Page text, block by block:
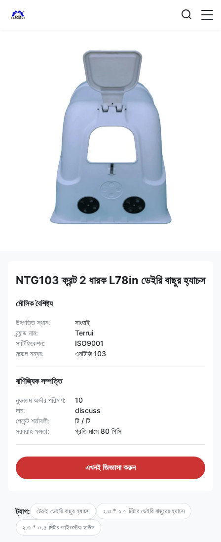
NTG103 ফ্রন্ট 2 ধারক L78in ডেইরি বাছুর হ্যাচস
মৌলিক বৈশিষ্ট্য
উৎপত্তি স্থান:
সাংহাই
ব্র্যান্ড নাম:
Terrui
সার্টিফিকেশন:
ISO9001
মডেল নম্বর:
এনটিজি 103
বাণিজ্যিক সম্পত্তি
ন্যূনতম অর্ডার পরিমাণ:
10
দাম:
discuss
পেমেন্ট শর্তাবলী:
টি / টি
সরবরাহ ক্ষমতা:
প্রতি মাসে 80 পিসি
এখনই জিজ্ঞাসা করুন
ট্যাগ: টেরুই ডেইরি বাছুর হ্যাচস ২.৩ * ১.৫ মিটার ডেইরি বাছুরের হ্যাচস
২.৩ * ০.৫ মিটার লাইভস্টক হাউস